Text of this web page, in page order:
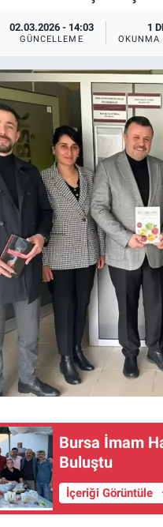
02.03.2026 - 14:03
GÜNCELLEME
1
OKUNMA
Bursa İmam
Buluştu
İçeriği Görüntüle